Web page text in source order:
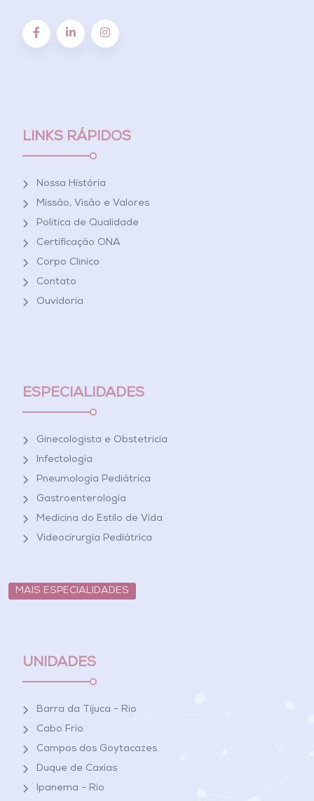
LINKS RÁPIDOS
Nossa História
Missão, Visão e Valores
Política de Qualidade
Certificação ONA
Corpo Clínico
Contato
Ouvidoria
ESPECIALIDADES
Ginecologista e Obstetrícia
Infectologia
Pneumologia Pediátrica
Gastroenterologia
Medicina do Estilo de Vida
Videocirurgia Pediátrica
MAIS ESPECIALIDADES
UNIDADES
Barra da Tijuca - Rio
Cabo Frio
Campos dos Goytacazes
Duque de Caxias
Ipanema - Rio